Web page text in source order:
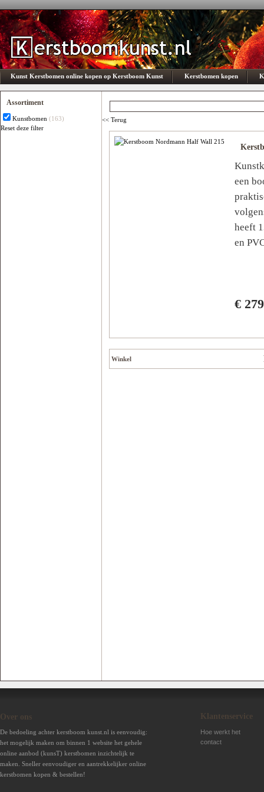
Kunst Kerstbomen online kopen op Kerstboom Kunst Kerstbomen kopen
Assortiment
Kunstbomen (163)
Reset deze filter
<< Terug
een
heeft
en
€
Winkel
Over ons
De bedoeling achter kerstboom kunst.nl is eenvoudig:
het mogelijk maken om binnen 1 website het gehele
online aanbod (kunsT) kerstbomen inzichtelijk te
maken. Sneller eenvoudiger en aantrekkelijker online
kerstbomen kopen & bestellen!
Klantenservice
Hoe werkt het
contact